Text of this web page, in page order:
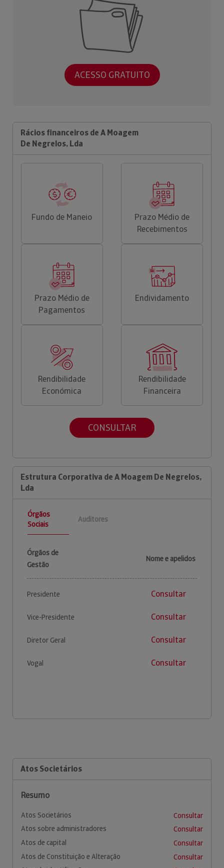
ACESSO GRATUITO
Rácios financeiros de A Moagem
De Negrelos, Lda
Fundo de Maneio
Prazo Médio de
Recebimentos
Prazo Médio de
Pagamentos
Endividamento
Rendibilidade
Económica
Rendibilidade
Financeira
CONSULTAR
Estrutura Corporativa de A Moagem De Negrelos,
Lda
Órgãos
Sociais
Auditores
Órgãos de
Gestão
Nome e apelidos
Presidente Consultar
Vice-Presidente Consultar
Diretor Geral Consultar
Vogal Consultar
Atos Societários
Resumo
Atos Societários
Consultar
Atos sobre administradores
Consultar
Atos de capital
Consultar
Atos de Constituição e Alteração
Consultar